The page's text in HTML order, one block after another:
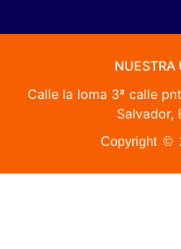
NUESTRA
Calle la loma 3ª calle
Salvador,
Copyright ©